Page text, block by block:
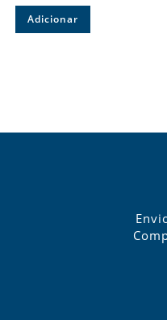
Adicionar